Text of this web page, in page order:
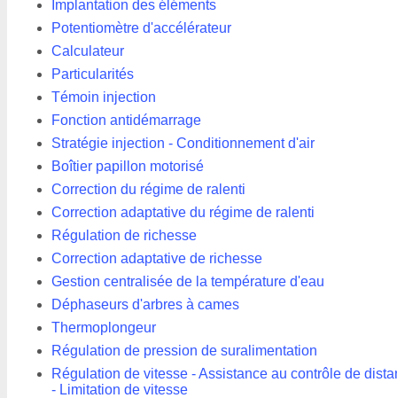
Implantation des éléments
Potentiomètre d'accélérateur
Calculateur
Particularités
Témoin injection
Fonction antidémarrage
Stratégie injection - Conditionnement d'air
Boîtier papillon motorisé
Correction du régime de ralenti
Correction adaptative du régime de ralenti
Régulation de richesse
Correction adaptative de richesse
Gestion centralisée de la température d'eau
Déphaseurs d'arbres à cames
Thermoplongeur
Régulation de pression de suralimentation
Régulation de vitesse - Assistance au contrôle de
- Limitation de vitesse